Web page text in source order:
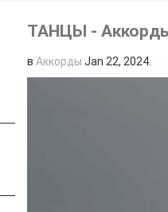
ТАНЦЫ - Аккорды
в Аккорды Jan 22, 2024